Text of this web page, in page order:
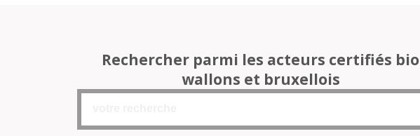
Rechercher parmi les acteurs certifiés bio
wallons et bruxellois